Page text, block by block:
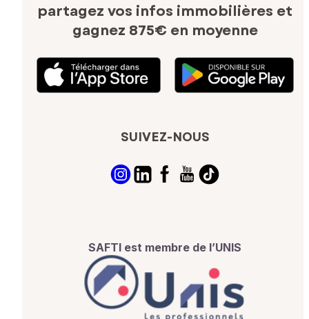
partagez vos infos immobilières et
gagnez 875€ en moyenne
SUIVEZ-NOUS
SAFTI est membre de l’UNIS